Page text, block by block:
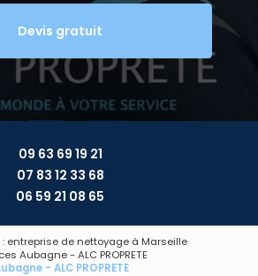
Devis gratuit
09 63 69 19 21
07 83 12 33 68
06 59 21 08 65
: entreprise de nettoyage à Marseille
Aubagne - ALC PROPRETE
- ALC PROPRETE